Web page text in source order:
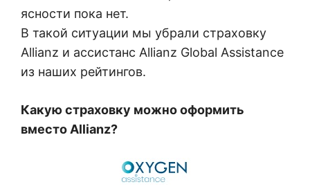
ясности пока нет.
В такой ситуации мы убрали страховку
Allianz и ассистанс Allianz Global Assistance
из наших рейтингов.
Какую страховку можно оформить
вместо Allianz?